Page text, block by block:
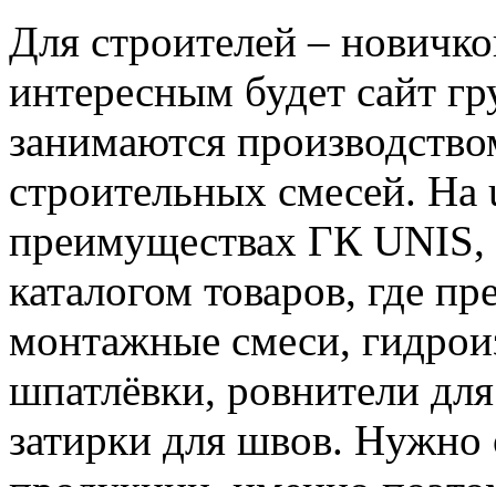
Для строителей –
интересным будет сайт
занимаются
строительных смесей.
преимуществах ГК UNIS,
каталогом товаров, где
монтажные смеси,
шпатлёвки, ровнители
затирки для швов. Нужно